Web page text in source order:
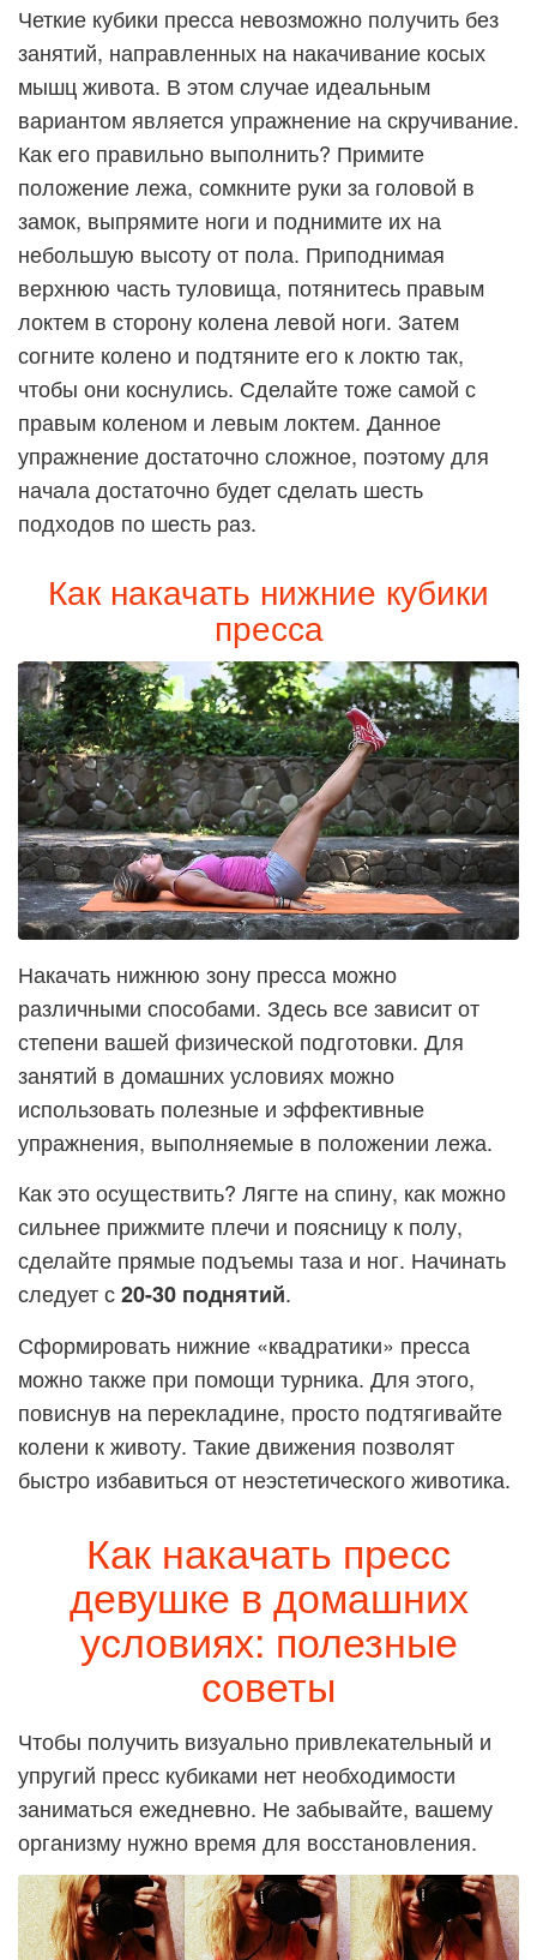
Четкие кубики пресса невозможно получить без
занятий, направленных на накачивание косых
мышц живота. В этом случае идеальным
вариантом является упражнение на скручивание.
Как его правильно выполнить? Примите
положение лежа, сомкните руки за головой в
замок, выпрямите ноги и поднимите их на
небольшую высоту от пола. Приподнимая
верхнюю часть туловища, потянитесь правым
локтем в сторону колена левой ноги. Затем
согните колено и подтяните его к локтю так,
чтобы они коснулись. Сделайте тоже самой с
правым коленом и левым локтем. Данное
упражнение достаточно сложное, поэтому для
начала достаточно будет сделать шесть
подходов по шесть раз.
Как накачать нижние кубики
пресса
Накачать нижнюю зону пресса можно
различными способами. Здесь все зависит от
степени вашей физической подготовки. Для
занятий в домашних условиях можно
использовать полезные и эффективные
упражнения, выполняемые в положении лежа.
Как это осуществить? Лягте на спину, как можно
сильнее прижмите плечи и поясницу к полу,
сделайте прямые подъемы таза и ног. Начинать
следует с20-30 поднятий.
Сформировать нижние «квадратики» пресса
можно также при помощи турника. Для этого,
повиснув на перекладине, просто подтягивайте
колени к животу. Такие движения позволят
быстро избавиться от неэстетического животика.
Как накачать пресс
девушке в домашних
условиях: полезные
советы
Чтобы получить визуально привлекательный и
упругий пресс кубиками нет необходимости
заниматься ежедневно. Не забывайте, вашему
организму нужно время для восстановления.